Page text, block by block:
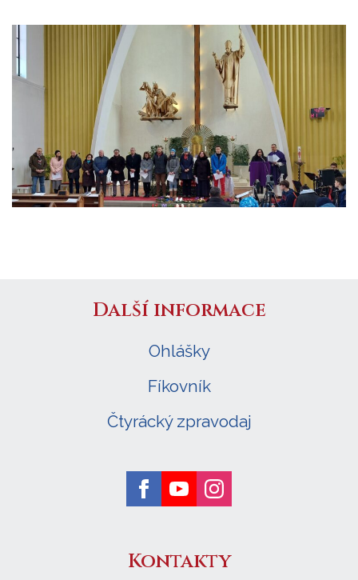
Další informace
Ohlášky
Fíkovník
Čtyrácký zpravodaj
Kontakty